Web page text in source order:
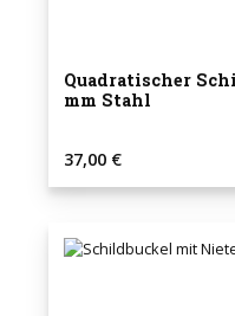
Quadratischer
mm Stahl
Regulärer Preis:
37,00 €